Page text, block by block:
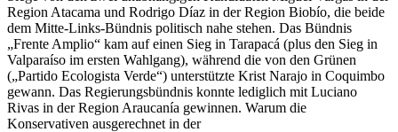
Region Atacama und Rodrigo Díaz in der Region Biobío, die beide
dem Mitte-Links-Bündnis politisch nahe stehen. Das Bündnis
„Frente Amplio“ kam auf einen Sieg in Tarapacá (plus den Sieg in
Valparaíso im ersten Wahlgang), während die von den Grünen
(„Partido Ecologista Verde“) unterstützte Krist Narajo in Coquimbo
gewann. Das Regierungsbündnis konnte lediglich mit Luciano
Rivas in der Region Araucanía gewinnen. Warum die
Konservativen ausgerechnet in der